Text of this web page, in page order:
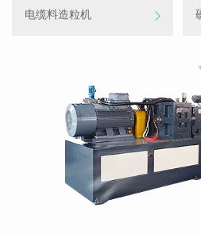
电缆料造粒机